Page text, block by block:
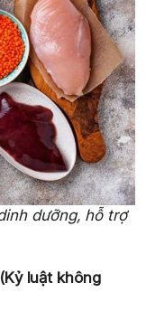
dưỡng, hỗ trợ
luật không